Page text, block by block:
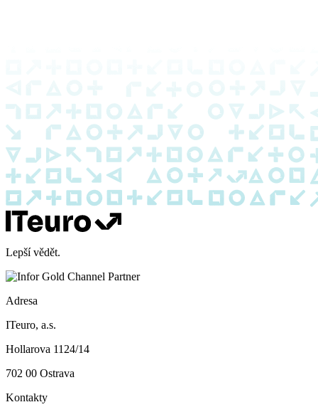
Lepší vědět.
Adresa
ITeuro, a.s.
Hollarova 1124/14
702 00 Ostrava
Kontakty